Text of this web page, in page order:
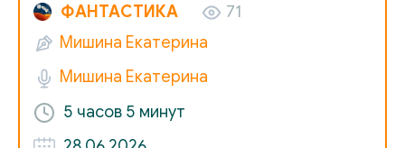
020
ФАНТАСТИКА
71
Мишина Екатерина
Мишина Екатерина
5 часов 5 минут